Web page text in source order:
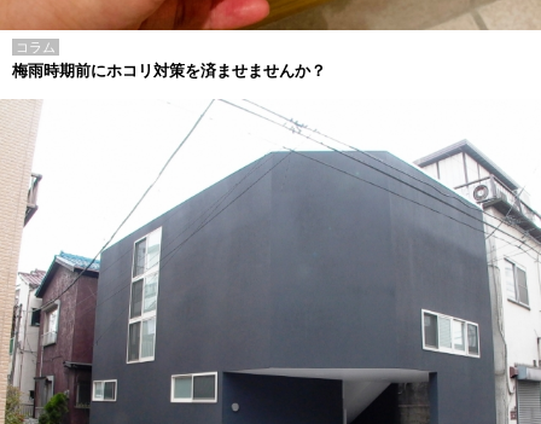
コラム
梅雨時期前にホコリ対策を済ませませんか？